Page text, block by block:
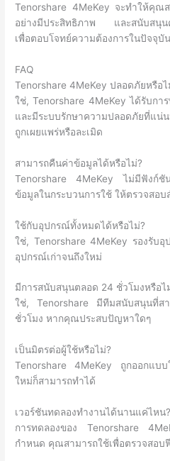
Tenorshare 4MeKey จะทำให้คุณ
อย่างมีประสิทธิภาพ และสนับสนุน
เพื่อตอบโจทย์ความต้องการในปัจจุบัน
FAQ
Tenorshare 4MeKey ปลอดภัยหรือไ
ใช่, Tenorshare 4MeKey ได้รับก
และมีระบบรักษาความปลอดภัยที่แ
ถูกเผยแพร่หรือละเมิด
สามารถคืนค่าข้อมูลได้หรือไม่?
Tenorshare 4MeKey ไม่มีฟังก์
ข้อมูลในกระบวนการใช้ ให้ตรวจสอบ
ใช้กับอุปกรณ์ทั้งหมดได้หรือไม่?
ใช่, Tenorshare 4MeKey รองรับ
อุปกรณ์เก่าจนถึงใหม่
มีการสนับสนุนตลอด 24 ชั่วโมงหรือไ
ใช่, Tenorshare มีทีมสนับสนุนที่ส
ชั่วโมง หากคุณประสบปัญหาใดๆ
เป็นมิตรต่อผู้ใช้หรือไม่?
Tenorshare 4MeKey ถูกออกแบ
ใหม่ก็สามารถทำได้
เวอร์ชันทดลองทำงานได้นานแค่ไหน?
การทดลองของ Tenorshare
กำหนด คุณสามารถใช้เพื่อตรวจสอบ